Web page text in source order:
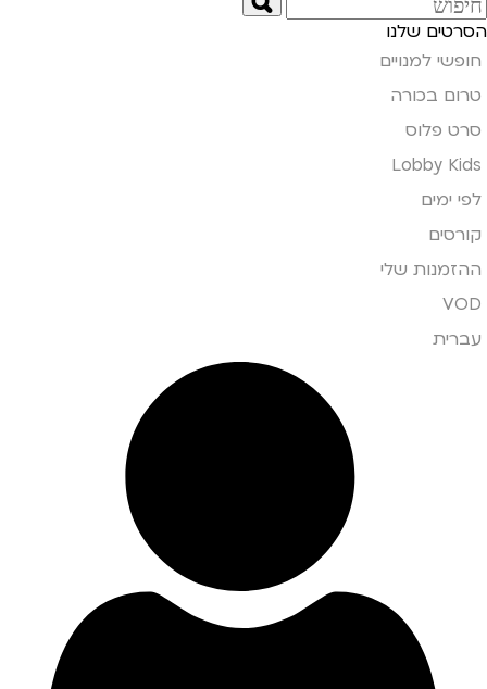
הסרטים שלנו
חופשי למנויים
טרום בכורה
סרט פלוס
Lobby Kids
לפי ימים
קורסים
ההזמנות שלי
VOD
עברית